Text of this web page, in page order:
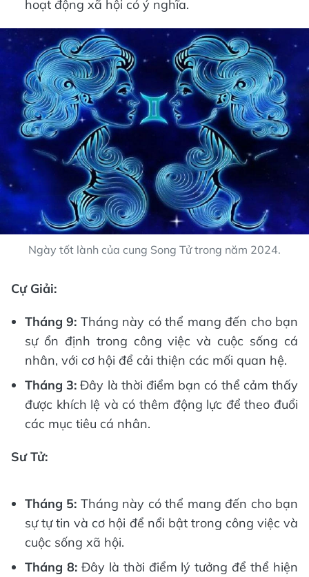
hoạt động xã hội có ý nghĩa.
Ngày tốt lành của cung Song Tử trong năm 2024.
Cự Giải:
Tháng 9: Tháng này có thể mang đến cho bạn
sự ổn định trong công việc và cuộc sống cá
nhân, với cơ hội để cải thiện các mối quan hệ.
Tháng 3: Đây là thời điểm bạn có thể cảm thấy
được khích lệ và có thêm động lực để theo đuổi
các mục tiêu cá nhân.
Sư Tử:
Tháng 5: Tháng này có thể mang đến cho bạn
sự tự tin và cơ hội để nổi bật trong công việc và
cuộc sống xã hội.
Tháng 8:Đây là thời điểm lý tưởng để thể hiện